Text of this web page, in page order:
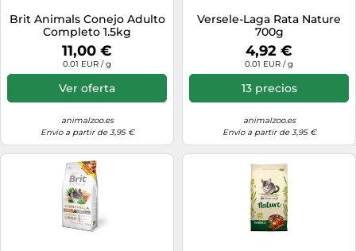
Brit Animals Conejo Adulto
Completo 1.5kg
11,00 €
0.01 EUR / g
Ver oferta
animalzoo.es
Envío a partir de 3,95 €
Versele-Laga Rata Nature
700g
4,92 €
0.01 EUR / g
13 precios
animalzoo.es
Envío a partir de 3,95 €